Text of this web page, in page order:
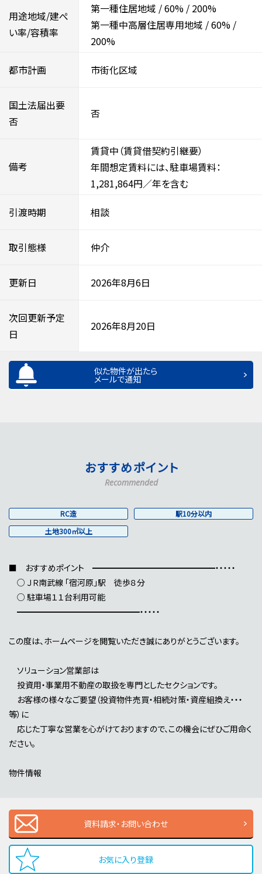
用途地域/建ぺ
い率/容積率
第一種住居地域 /60% / 200%
第一種中高層住居専用地域 /60% /
200%
都市計画 市街化区域
国土法届出要
否
否
備考
賃貸中（賃貸借契約引継要）
年間想定賃料には、駐車場賃料：
1,281,864円／年を含む
引渡時期 相談
取引態様 仲介
更新日 2026年8月6日
次回更新予定
日
2026年8月20日
似た物件が出たら
メールで通知
おすすめポイント
Recommended
RC造
駅10分以内
土地300㎡以上
■ おすすめポイント ━━━━━━━━━━━━━━━・・・・・
○ ＪＲ南武線 「宿河原」駅 徒歩８分
○ 駐車場１１台利用可能
━━━━━━━━━━━━━━━・・・・・
この度は、ホームページを閲覧いただき誠にありがとうございます。
ソリューション営業部は
投資用・事業用不動産の取扱を専門としたセクションです。
お客様の様々なご要望（投資物件売買・相続対策・資産組換え・・・
等）に
応じた丁寧な営業を心がけておりますので、この機会にぜひご用命く
ださい。
物件情報
資料請求・お問い合わせ
お気に入り登録